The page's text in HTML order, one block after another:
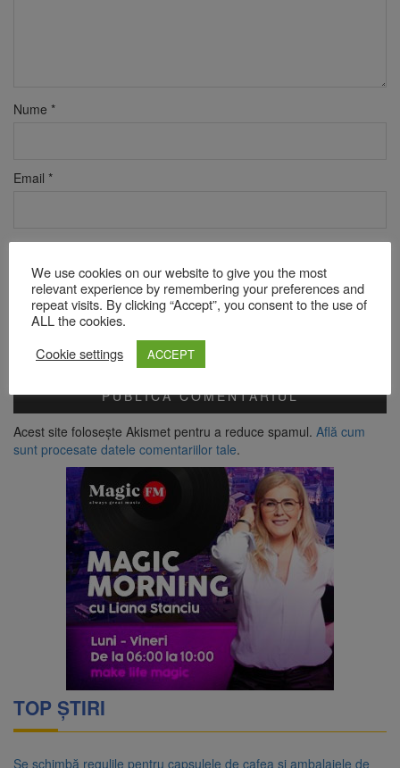
Nume *
Email *
Site web
Verificare anti-robot
Click pentru a începe verificarea
Acest site folosește Akismet pentru a reduce spamul. Află cum
sunt procesate datele comentariilor tale.
TOP ȘTIRI
Se schimbă regulile pentru capsulele de cafea și ambalajele de
We use cookies on our website to give you the most
relevant experience by remembering your preferences and
repeat visits. By clicking “Accept”, you consent to the use of
ALL the cookies.
Cookie settings
ACCEPT